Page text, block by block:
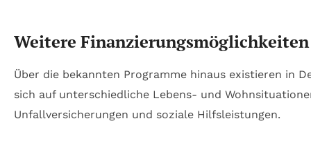
Weitere
Über die bekannten Programme hinaus existieren in
sich auf unterschiedliche Lebens- und
Unfallversicherungen und soziale Hilfsleistungen.